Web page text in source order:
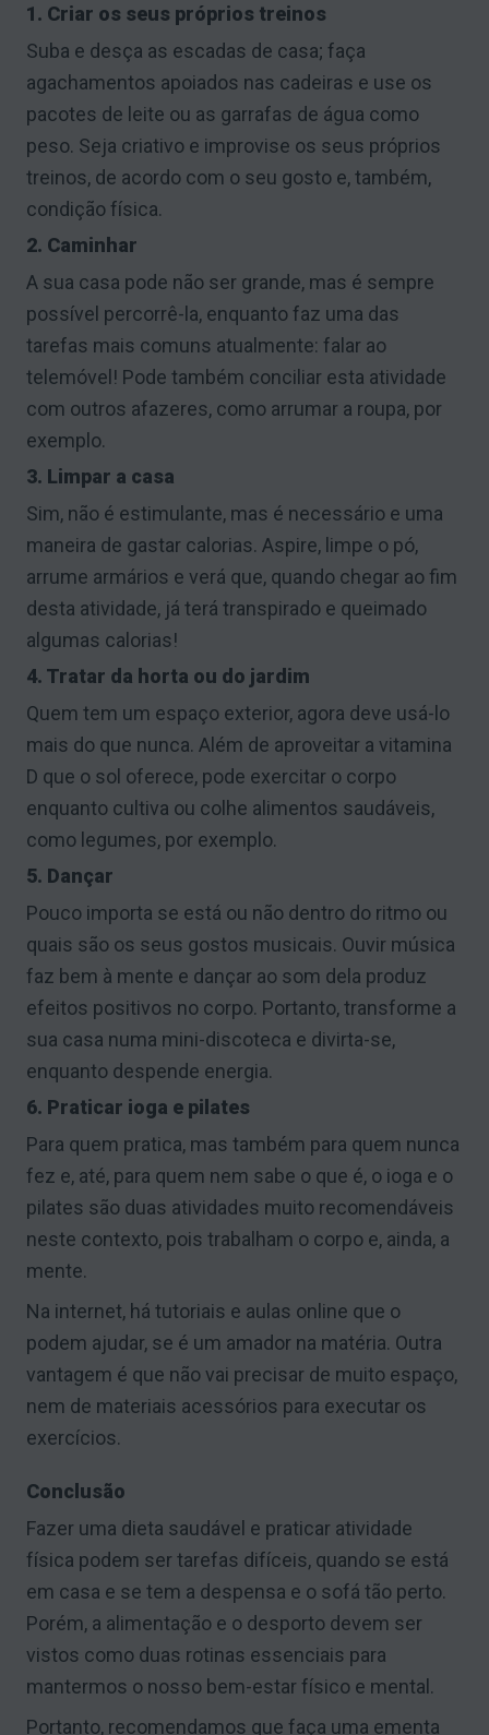
1. Criar os seus próprios treinos
Suba e desça as escadas de casa; faça
agachamentos apoiados nas cadeiras e use os
pacotes de leite ou as garrafas de água como
peso. Seja criativo e improvise os seus próprios
treinos, de acordo com o seu gosto e, também,
condição física.
2. Caminhar
A sua casa pode não ser grande, mas é sempre
possível percorrê-la, enquanto faz uma das
tarefas mais comuns atualmente: falar ao
telemóvel! Pode também conciliar esta atividade
com outros afazeres, como arrumar a roupa, por
exemplo.
3. Limpar a casa
Sim, não é estimulante, mas é necessário e uma
maneira de gastar calorias. Aspire, limpe o pó,
arrume armários e verá que, quando chegar ao fim
desta atividade, já terá transpirado e queimado
algumas calorias!
4. Tratar da horta ou do jardim
Quem tem um espaço exterior, agora deve usá-lo
mais do que nunca. Além de aproveitar a vitamina
D que o sol oferece, pode exercitar o corpo
enquanto cultiva ou colhe alimentos saudáveis,
como legumes, por exemplo.
5. Dançar
Pouco importa se está ou não dentro do ritmo ou
quais são os seus gostos musicais. Ouvir música
faz bem à mente e dançar ao som dela produz
efeitos positivos no corpo. Portanto, transforme a
sua casa numa mini-discoteca e divirta-se,
enquanto despende energia.
6. Praticar ioga e pilates
Para quem pratica, mas também para quem nunca
fez e, até, para quem nem sabe o que é, o ioga e o
pilates são duas atividades muito recomendáveis
neste contexto, pois trabalham o corpo e, ainda, a
mente.
Na internet, há tutoriais e aulas online que o
podem ajudar, se é um amador na matéria. Outra
vantagem é que não vai precisar de muito espaço,
nem de materiais acessórios para executar os
exercícios.
Conclusão
Fazer uma dieta saudável e praticar atividade
física podem ser tarefas difíceis, quando se está
em casa e se tem a despensa e o sofá tão perto.
Porém, a alimentação e o desporto devem ser
vistos como duas rotinas essenciais para
mantermos o nosso bem-estar físico e mental.
Portanto, recomendamos que faça uma ementa